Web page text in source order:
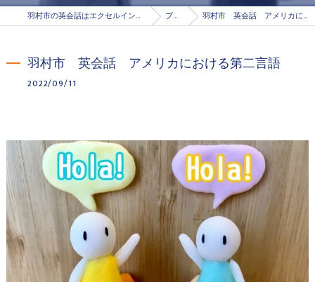
羽村市の英会話はエクセルイングリッシュクラブ ブログ 羽村市 英会話 アメリカにおける第二言語
羽村市 英会話 アメリカにおける第二言語
2022/09/11